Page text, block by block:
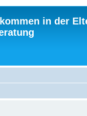
in der